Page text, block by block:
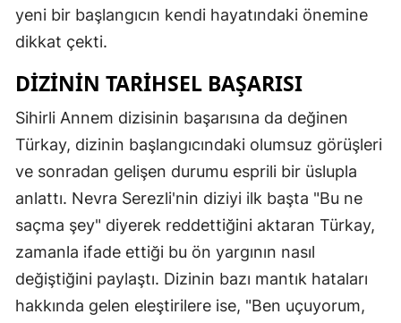
yeni bir başlangıcın kendi hayatındaki önemine
dikkat çekti.
DIZININ TARIHSEL BAŞARISI
Sihirli Annem dizisinin başarısına da değinen
Türkay, dizinin başlangıcındaki olumsuz görüşleri
ve sonradan gelişen durumu esprili bir üslupla
anlattı. Nevra Serezli'nin diziyi ilk başta "Bu ne
saçma şey" diyerek reddettiğini aktaran Türkay,
zamanla ifade ettiği bu ön yargının nasıl
değiştiğini paylaştı. Dizinin bazı mantık hataları
hakkında gelen eleştirilere ise, "Ben uçuyorum,